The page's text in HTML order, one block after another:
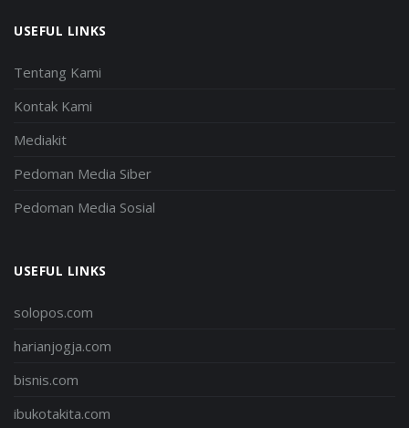
USEFUL LINKS
Tentang Kami
Kontak Kami
Mediakit
Pedoman Media Siber
Pedoman Media Sosial
USEFUL LINKS
solopos.com
harianjogja.com
bisnis.com
ibukotakita.com